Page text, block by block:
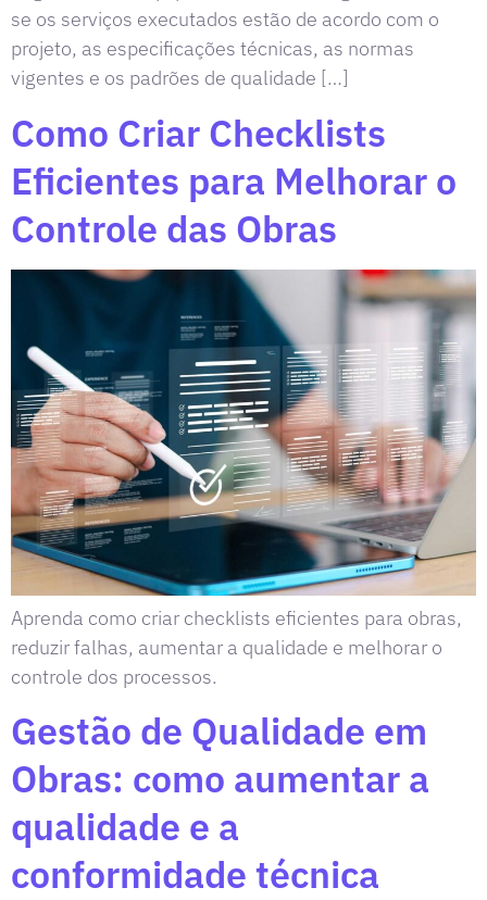
se os serviços executados estão de acordo com o
projeto, as especificações técnicas, as normas
vigentes e os padrões de qualidade […]
Como Criar Checklists
Eficientes para Melhorar o
Controle das Obras
Aprenda como criar checklists eficientes para obras,
reduzir falhas, aumentar a qualidade e melhorar o
controle dos processos.
Gestão de Qualidade em
Obras: como aumentar a
qualidade e a
conformidade técnica